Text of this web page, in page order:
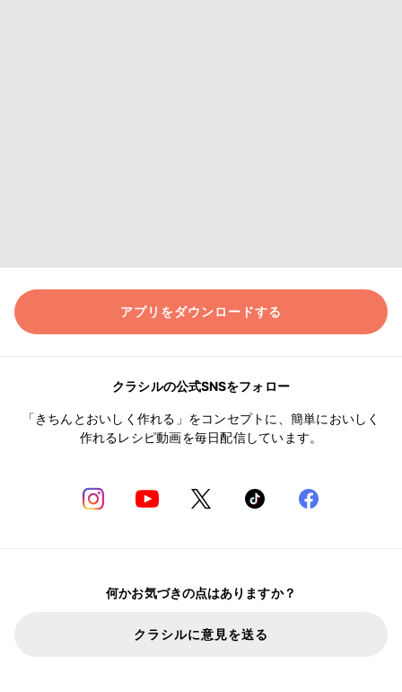
アプリをダウンロードする
クラシルの公式SNSをフォロー
「きちんとおいしく作れる」をコンセプトに、簡単においしく
作れるレシピ動画を毎日配信しています。
何かお気づきの点はありますか？
クラシルに意見を送る